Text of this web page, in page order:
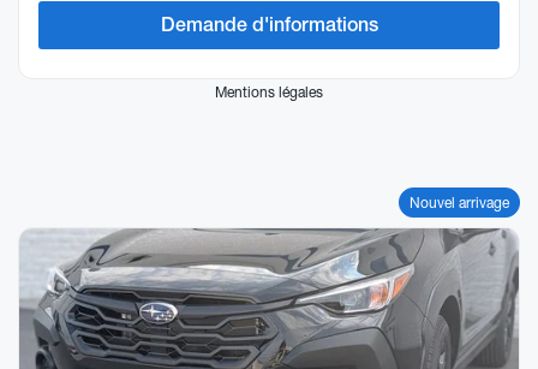
Demande d'informations
Mentions légales
Nouvel arrivage